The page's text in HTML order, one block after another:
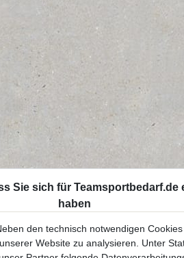
den technisch notwendigen
Website zu analysieren. Unter